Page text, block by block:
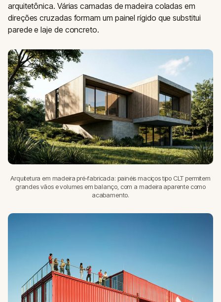
arquitetônica. Várias camadas de madeira coladas em
direções cruzadas formam um painel rígido que substitui
parede e laje de concreto.
Arquitetura em madeira pré-fabricada: painéis maciços tipo CLT permitem
grandes vãos e volumes em balanço, com a madeira aparente como
acabamento.